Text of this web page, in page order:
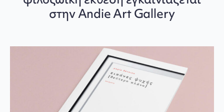
στην Andie Art Gallery